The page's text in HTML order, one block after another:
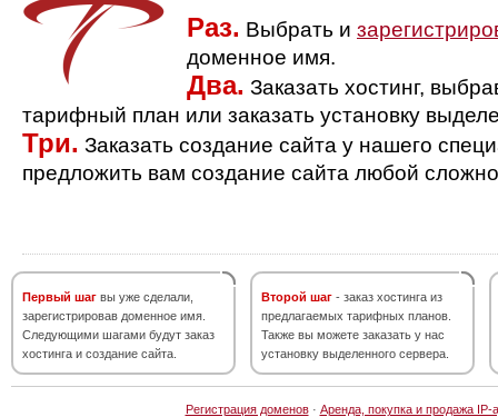
Раз. Выбрать и
доменное имя.
Два. Заказать хостинг,
тарифный план или заказать установку
Три. Заказать создание сайта у нашего
предложить вам создание сайта любой
Первый шаг вы уже сделали,
зарегистрировав доменное имя.
Следующими шагами будут заказ
хостинга и создание сайта.
Второй шаг - заказ хостинга из
предлагаемых тарифных планов.
Также вы можете заказать у нас
установку выделенного сервера.
Регистрация доменов· Аренда, покупка и продажа IP-